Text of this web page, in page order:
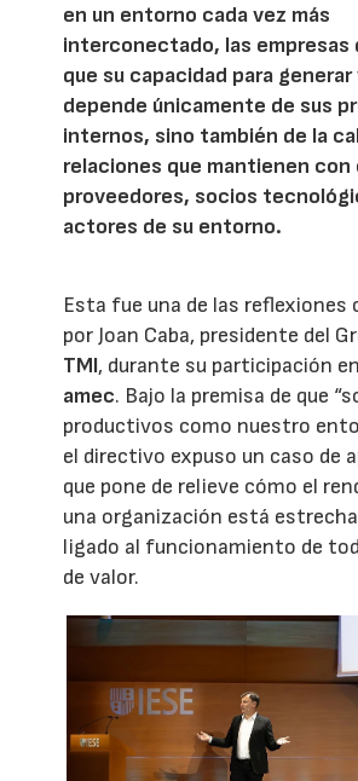
en un entorno cada vez más
interconectado, las empresas
que su capacidad para generar
depende únicamente de sus
internos, sino también de la
relaciones que mantienen
proveedores, socios
actores de su entorno.
Esta fue una de las reflexiones
por Joan Caba, presidente del
TMI, durante su participación
amec. Bajo la premisa de que
productivos como nuestro
el directivo expuso un caso de
que pone de relieve cómo el
una organización está
ligado al funcionamiento de
de valor.